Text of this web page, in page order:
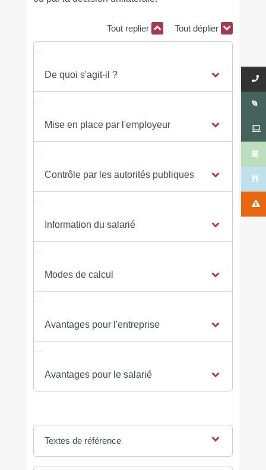
Tout replier Tout déplier
De quoi s'agit-il ?
Mise en place par l'employeur
Contrôle par les autorités publiques
Information du salarié
Modes de calcul
Avantages pour l'entreprise
Avantages pour le salarié
Textes de référence